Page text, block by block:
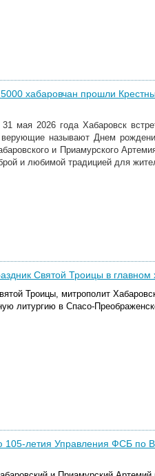
хабаровчан прошли
мая 2026 года Хабаровск
называют Днем
и Приамурского
и любимой традицией для
Святой Троицы в главном
Троицы, митрополит
литургию в Спасо-
105-летия Управления ФСБ по